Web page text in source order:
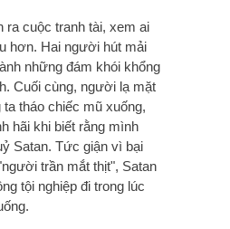
ra cuộc tranh tài, xem ai
hơn. Hai người hút mải
những đám khói khổng
Cuối cùng, người lạ mặt
ta tháo chiếc mũ xuống,
hãi khi biết rằng mình
Satan. Tức giận vì bại
trần mắt thịt", Satan
tội nghiệp đi trong lúc